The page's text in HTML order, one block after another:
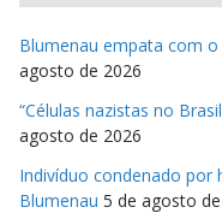
Blumenau empata com
agosto de 2026
“Células nazistas no
agosto de 2026
Indivíduo condenado
Blumenau 5 de agosto